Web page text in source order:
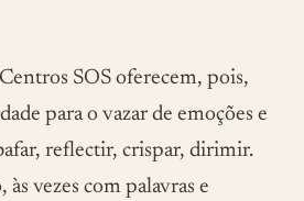
SOS oferecem, pois,
para o vazar de emoções e
reflectir, crispar, dirimir.
vezes com palavras e